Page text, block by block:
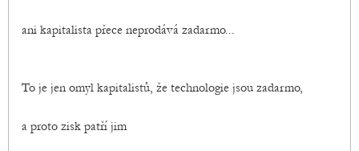
ani kapitalista přece neprodává zadarmo...
To je jen omyl kapitalistů, že technologie jsou zadarmo,
a proto zisk patří jim